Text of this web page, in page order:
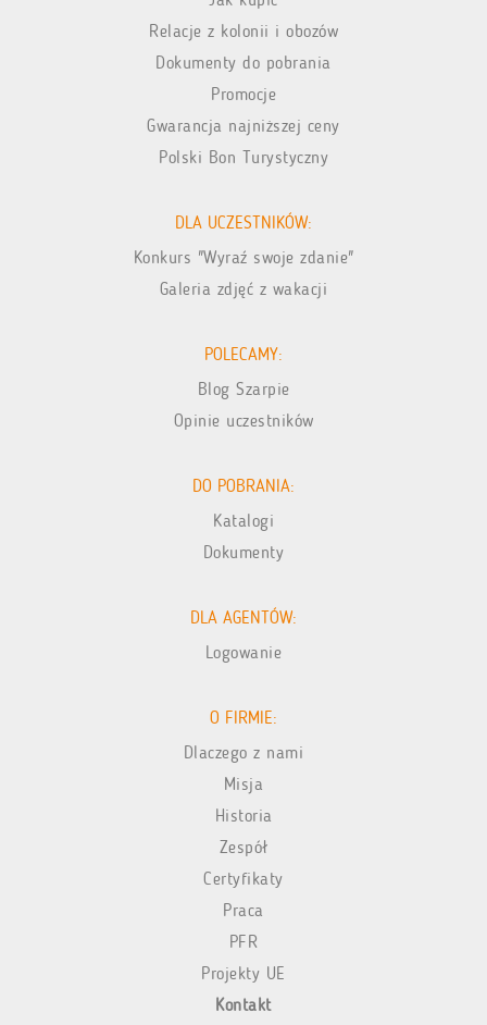
Relacje z kolonii i obozów
Dokumenty do pobrania
Promocje
Gwarancja najniższej ceny
Polski Bon Turystyczny
DLA UCZESTNIKÓW:
Konkurs "Wyraź swoje zdanie"
Galeria zdjęć z wakacji
POLECAMY:
Blog Szarpie
Opinie uczestników
DO POBRANIA:
Katalogi
Dokumenty
DLA AGENTÓW:
Logowanie
O FIRMIE:
Dlaczego z nami
Misja
Historia
Zespół
Certyfikaty
Praca
PFR
Projekty UE
Kontakt